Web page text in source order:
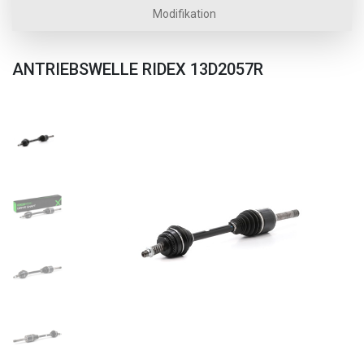
Modifikation
ANTRIEBSWELLE RIDEX 13D2057R
Zurück